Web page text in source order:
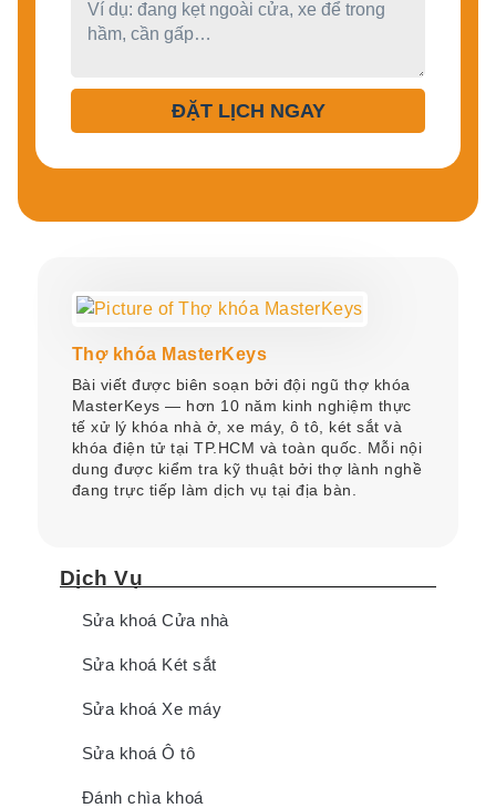
ĐẶT LỊCH NGAY
Thợ khóa MasterKeys
Bài viết được biên soạn bởi đội ngũ thợ khóa
MasterKeys — hơn 10 năm kinh nghiệm thực
tế xử lý khóa nhà ở, xe máy, ô tô, két sắt và
khóa điện tử tại TP.HCM và toàn quốc. Mỗi nội
dung được kiểm tra kỹ thuật bởi thợ lành nghề
đang trực tiếp làm dịch vụ tại địa bàn.
Dịch Vụ
Sửa khoá Cửa nhà
Sửa khoá Két sắt
Sửa khoá Xe máy
Sửa khoá Ô tô
Đánh chìa khoá